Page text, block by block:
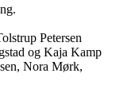
Petersen
og Kaja Kamp
Nora Mørk,